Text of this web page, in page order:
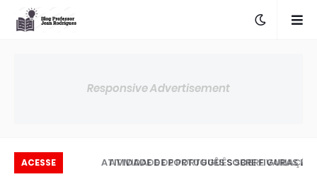
Responsive Advertisement
ACESSE
ATIVIDADE DE PORTUGUÊS SOBRE FIGURAS
ATIVIDADE DE PORTUGUÊS SOBRE VARIAÇÃO